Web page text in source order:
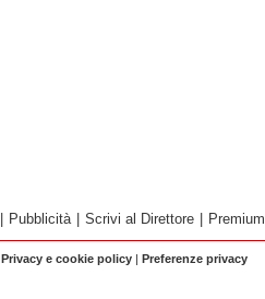
Pubblicità Scrivi al Direttore Premium
Privacy e cookie policy | Preferenze privacy